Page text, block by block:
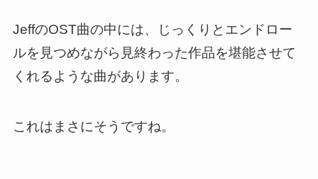
JeffのOST曲の中には、じっくりとエンドロー
ルを見つめながら見終わった作品を堪能させて
くれるような曲があります。
これはまさにそうですね。